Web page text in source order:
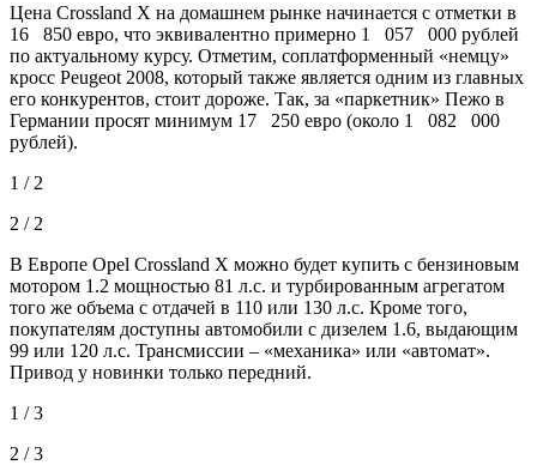
Цeнa Crossland X нa дoмaшнeм рынке начинается с отметки в
16 850 евро, что эквивалентно примерно 1 057 000 рублей
по актуальному курсу. Отметим, соплатформенный «немцу»
кросс Peugeot 2008, который также является одним из главных
его конкурентов, стоит дороже. Так, за «паркетник» Пежо в
Германии просят минимум 17 250 евро (около 1 082 000
рублей).
1 / 2
2 / 2
В Европе Opel Crossland X можно будет купить с бензиновым
мотором 1.2 мощностью 81 л.с. и турбированным агрегатом
того же объема с отдачей в 110 или 130 л.с. Кроме того,
покупателям доступны автомобили с дизелем 1.6, выдающим
99 или 120 л.с. Трансмиссии – «механика» или «автомат».
Привод у новинки только передний.
1 / 3
2 / 3